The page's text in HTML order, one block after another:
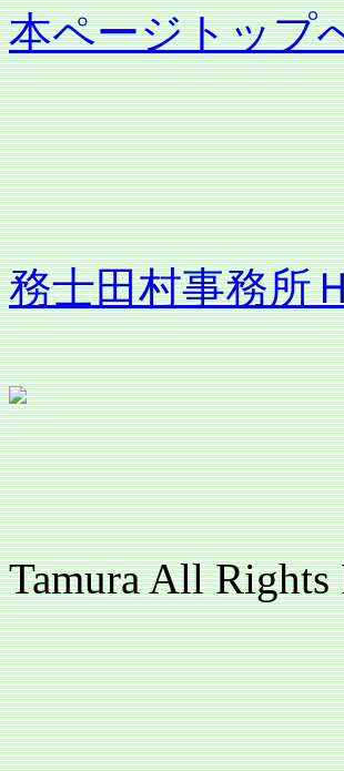
本ページトップ
務士田村事務所
Tamura All